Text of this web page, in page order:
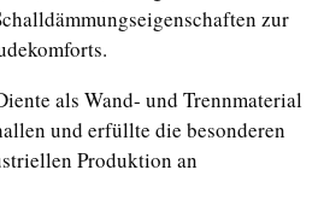
zur
als Wand- und Trennmaterial
und erfüllte die besonderen
Produktion an